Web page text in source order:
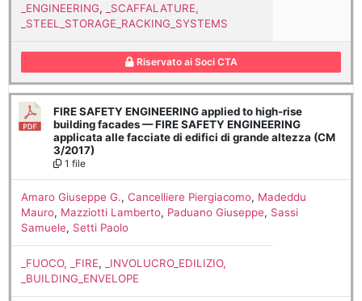
_ENGINEERING,
_SCAFFALATURE,
_STEEL_STORAGE_RACKING_SYSTEMS
Riservato ai Soci CTA
FIRE SAFETY ENGINEERING applied to high-rise
building facades — FIRE SAFETY ENGINEERING
applicata alle facciate di edifici di grande altezza (CM
3/2017)
1 file
Amaro Giuseppe G., Cancelliere Piergiacomo, Madeddu
Mauro, Mazziotti Lamberto, Paduano Giuseppe, Sassi
Samuele, Setti Paolo
_FUOCO, _FIRE,
_INVOLUCRO_EDILIZIO,
_BUILDING_ENVELOPE